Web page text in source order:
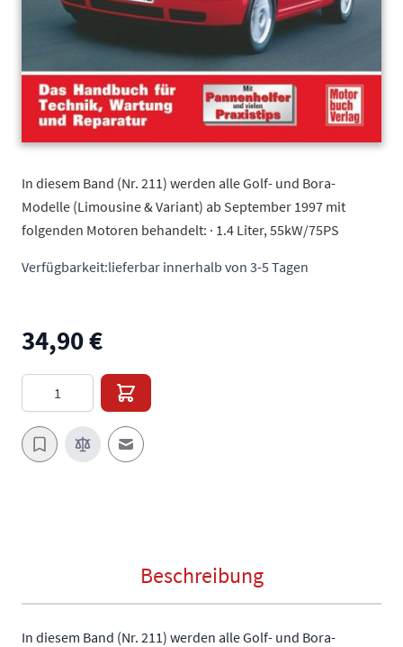
In diesem Band (Nr. 211) werden alle Golf- und Bora-
Modelle (Limousine & Variant) ab September 1997 mit
folgenden Motoren behandelt: · 1.4 Liter, 55kW/75PS
Verfügbarkeit:lieferbar innerhalb von 3-5 Tagen
34,90 €
E-Mail an einen Freund
Beschreibung
In diesem Band (Nr. 211) werden alle Golf- und Bora-